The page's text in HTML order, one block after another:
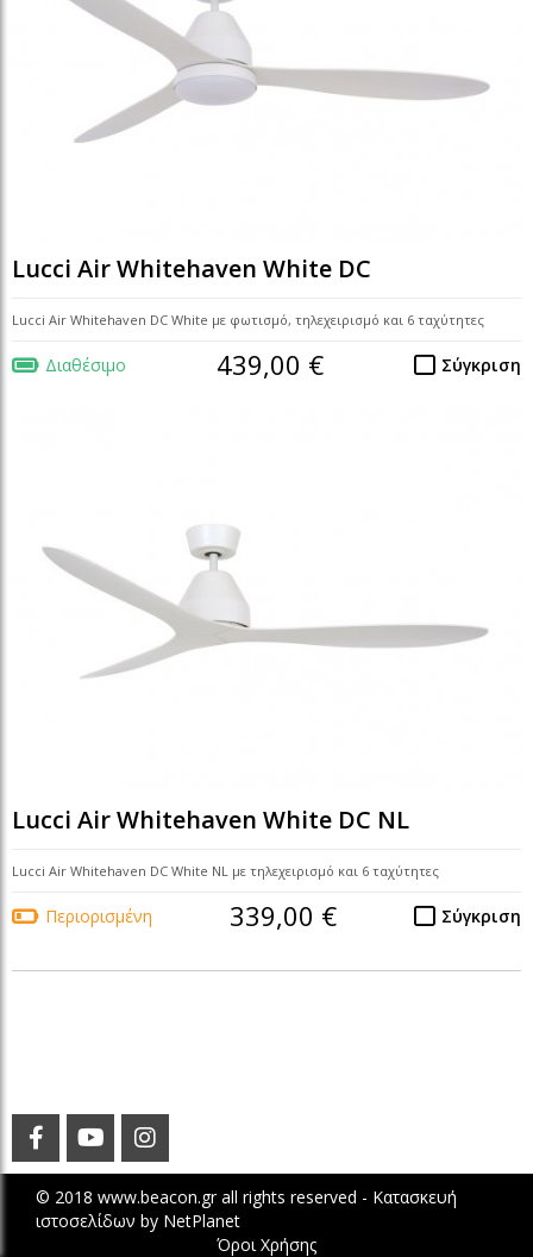
Lucci Air Whitehaven White DC
Lucci Air Whitehaven DC White με φωτισμό, τηλεχειρισμό και 6 ταχύτητες
Διαθέσιμο Σύγκριση
439,00 €
Lucci Air Whitehaven White DC NL
Lucci Air Whitehaven DC White NL με τηλεχειρισμό και 6 ταχύτητες
Περιορισμένη Σύγκριση
339,00 €
© 2018 www.beacon.gr all rights reserved - Κατασκευή
ιστοσελίδων by NetPlanet
Όροι Χρήσης